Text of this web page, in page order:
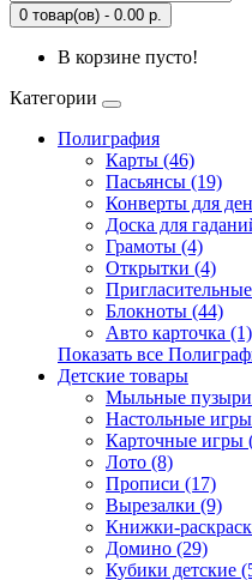
0 товар(ов) - 0.00 р.
В корзине пусто!
Категории
Полиграфия
Карты (46)
Пасьянсы (19)
Конверты для
Доска для
Грамоты (4)
Открытки (4)
Блокноты (44)
Авто карточка (1)
Показать все
Детские товары
Мыльные
Настольные
Карточные игры
Лото (8)
Прописи (17)
Вырезалки (9)
Книжки-
Домино (29)
Кубики детские